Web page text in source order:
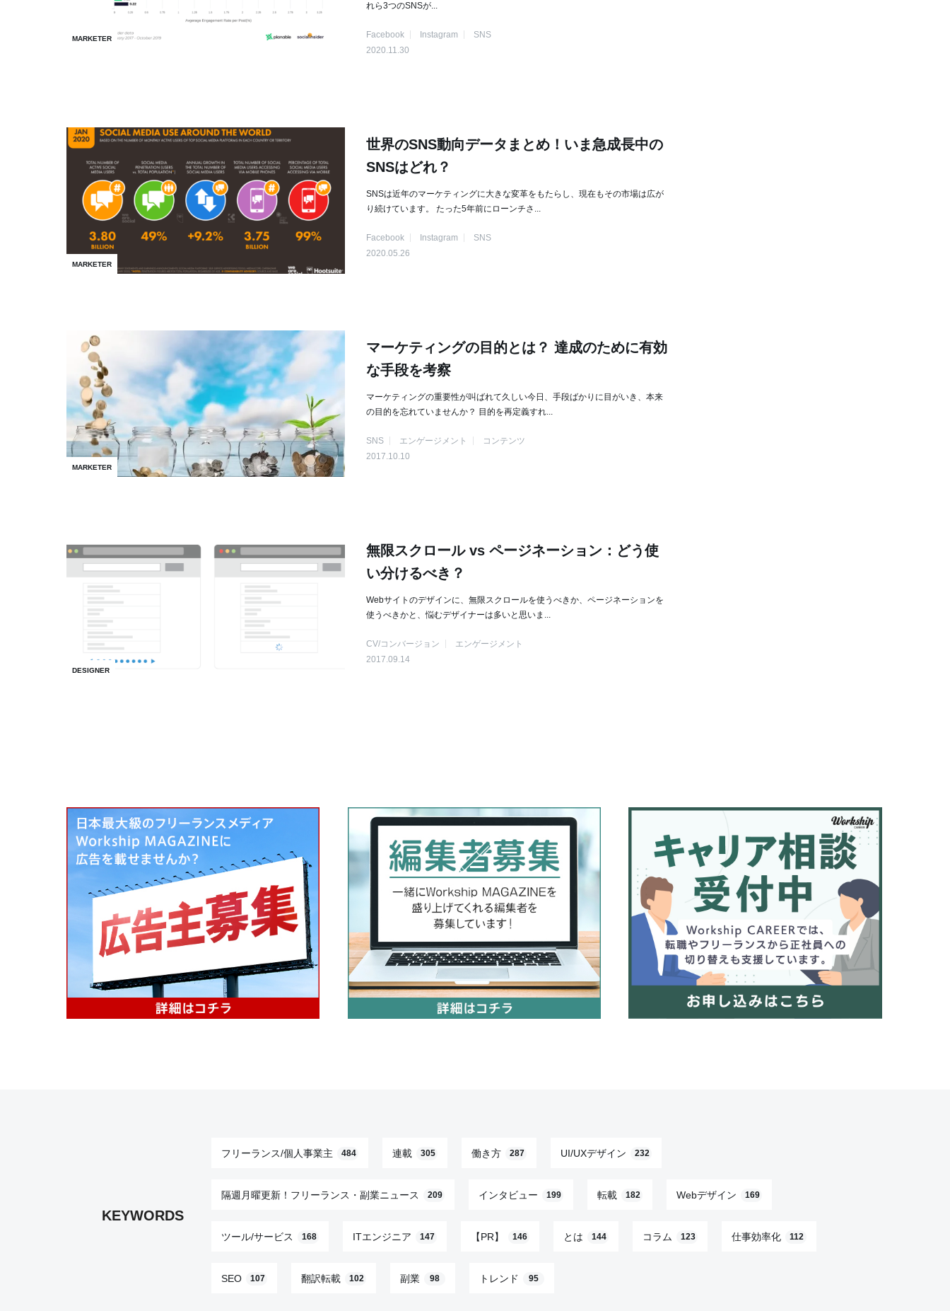
MARKETER
れら3つのSNSが...
Facebook Instagram
SNS
2020.11.30
MARKETER
世界のSNS動向データまとめ！いま急成長中の
SNSはどれ？
SNSは近年のマーケティングに大きな変革をもたらし、現在もその市場は広が
り続けています。 たった5年前にローンチさ...
Facebook Instagram
SNS
2020.05.26
MARKETER
マーケティングの目的とは？ 達成のために有効
な手段を考察
マーケティングの重要性が叫ばれて久しい今日、手段ばかりに目がいき、本来
の目的を忘れていませんか？ 目的を再定義すれ...
SNS エンゲージメント
コンテンツ
2017.10.10
DESIGNER
無限スクロール vs ページネーション：どう使
い分けるべき？
Webサイトのデザインに、無限スクロールを使うべきか、ページネーションを
使うべきかと、悩むデザイナーは多いと思いま...
CV/コンバージョン
エンゲージメント
2017.09.14
KEYWORDS
フリーランス/個人事業主 484 連載 305 働き方 287 UI/UXデザイン 232
隔週月曜更新！フリーランス・副業ニュース 209 インタビュー 199 転載 182 Webデザイン 169
ツール/サービス 168 ITエンジニア 147 【PR】 146 とは 144 コラム 123 仕事効率化 112
SEO 107 翻訳転載 102 副業 98 トレンド 95